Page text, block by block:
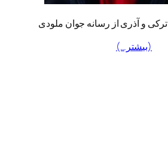
ترکی و آذری از رسانه جوان ملودی
(بیشتر…)